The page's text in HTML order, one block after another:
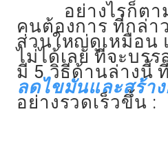
อย่างไรก็ตาม
คนต้องการ ที่กล่า
ส่วนใหญ่ดูเหมือน
ไม่ได้เลย ที่จะบร
มี 5 วิธีด้านล่างนี้
ลดไขมันและสร้า
อย่างรวดเร็วขึ้น :